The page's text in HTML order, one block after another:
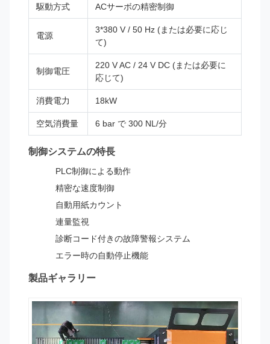
駆動方式 ACサーボの精密制御
電源
3*380 V / 50 Hz (または必要に応じ
て)
制御電圧
220 V AC / 24 V DC (または必要に
応じて)
消費電力 18kW
空気消費量 6 bar で 300 NL/分
制御システムの特長
PLC制御による動作
精密な速度制御
自動用紙カウント
連量監視
診断コード付きの故障警報システム
エラー時の自動停止機能
製品ギャラリー